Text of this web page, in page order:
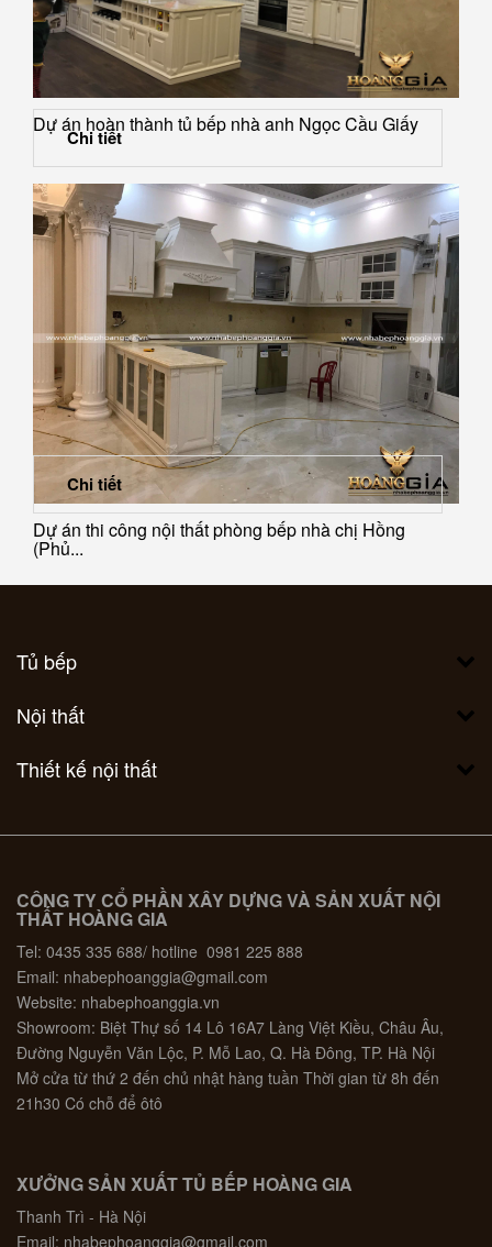
Dự án hoàn thành tủ bếp nhà anh Ngọc Cầu Giấy
Chi tiết
Dự án thi công nội thất phòng bếp nhà chị Hồng
(Phủ...
Chi tiết
Tủ bếp
Nội thất
Thiết kế nội thất
CÔNG TY CỔ PHẦN XÂY DỰNG VÀ SẢN XUẤT NỘI
THẤT HOÀNG GIA
Tel: 0435 335 688/ hotline 0981 225 888
Email: nhabephoanggia@gmail.com
Website: nhabephoanggia.vn
Showroom: Biệt Thự số 14 Lô 16A7 Làng Việt Kiều, Châu Âu,
Đường Nguyễn Văn Lộc, P. Mỗ Lao, Q. Hà Đông, TP. Hà Nội
Mở cửa từ thứ 2 đến chủ nhật hàng tuần Thời gian từ 8h đến
21h30 Có chỗ để ôtô
XƯỞNG SẢN XUẤT TỦ BẾP HOÀNG GIA
Thanh Trì - Hà Nội
Email: nhabephoanggia@gmail.com